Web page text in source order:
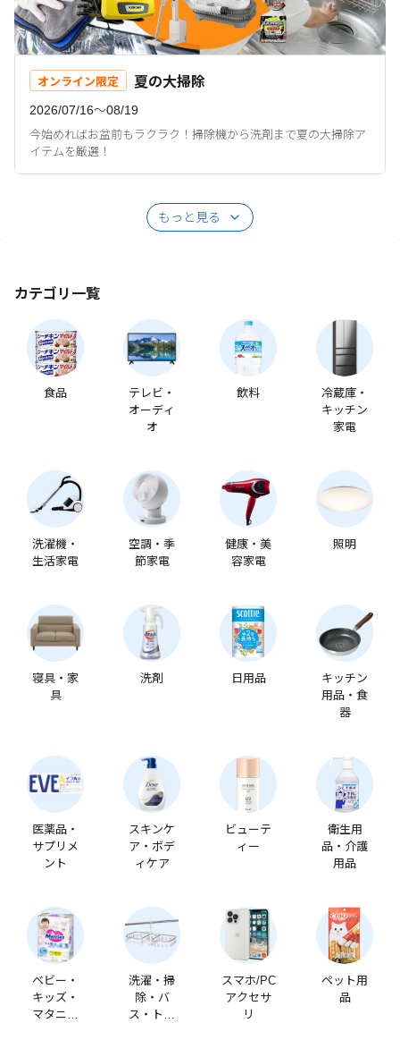
オンライン限定 夏の大掃除
2026/07/16〜08/19
今始めればお盆前もラクラク！掃除機から洗剤まで夏の大掃除ア
イテムを厳選！
もっと見る
カテゴリ一覧
食品
テレビ・
オーディ
オ
飲料
冷蔵庫・
キッチン
家電
洗濯機・
生活家電
空調・季
節家電
健康・美
容家電
照明
寝具・家
具
洗剤 日用品
キッチン
用品・食
器
医薬品・
サプリメ
ント
スキンケ
ア・ボデ
ィケア
ビューテ
ィー
衛生用
品・介護
用品
ベビー・
キッズ・
マタニテ
洗濯・掃
除・バ
ス・トイ
スマホ/PC
アクセサ
リ
ペット用
品